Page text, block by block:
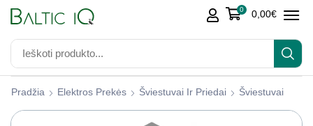
0 0,00€
Pradžia Elektros Prekės Šviestuvai Ir Priedai Šviestuvai